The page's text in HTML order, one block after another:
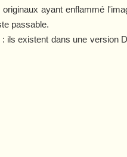
ayant enflammé
passable.
ils existent dans une version